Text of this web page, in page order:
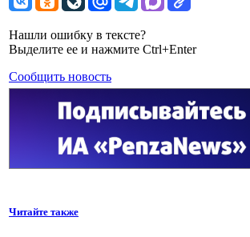
Нашли ошибку в тексте?
Выделите ее и нажмите Ctrl+Enter
Сообщить новость
Читайте также